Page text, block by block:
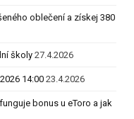
oblečení a získej 380
školy 27.4.2026
14:00 23.4.2026
bonus u eToro a jak